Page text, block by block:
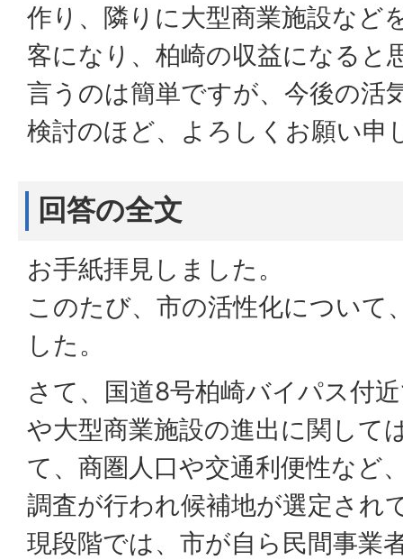
作り、隣りに大型商業施設など
客になり、柏崎の収益になると
言うのは簡単ですが、今後の活
検討のほど、よろしくお願い申
回答の全文
お手紙拝見しました。
このたび、市の活性化について
した。
さて、国道8号柏崎バイパス付
や大型商業施設の進出に関して
て、商圏人口や交通利便性など
調査が行われ候補地が選定され
現段階では、市が自ら民間事業